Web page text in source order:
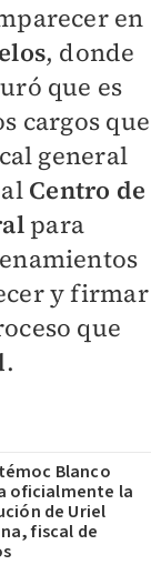
en
, donde
que es
cargos que
general
Centro de
para
y firmar
que
.
Blanco
oficialmente la
de Uriel
fiscal de